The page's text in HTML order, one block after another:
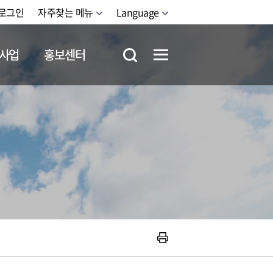
그인 자주찾는 메뉴 Language
업 홍보센터